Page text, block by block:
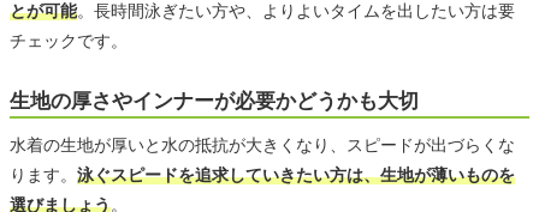
とが可能。長時間泳ぎたい方や、よりよいタイムを出したい方は要
チェックです。
生地の厚さやインナーが必要かどうかも大切
水着の生地が厚いと水の抵抗が大きくなり、スピードが出づらくな
ります。 泳ぐスピードを追求していきたい方は、生地が薄いものを
選びましょう。